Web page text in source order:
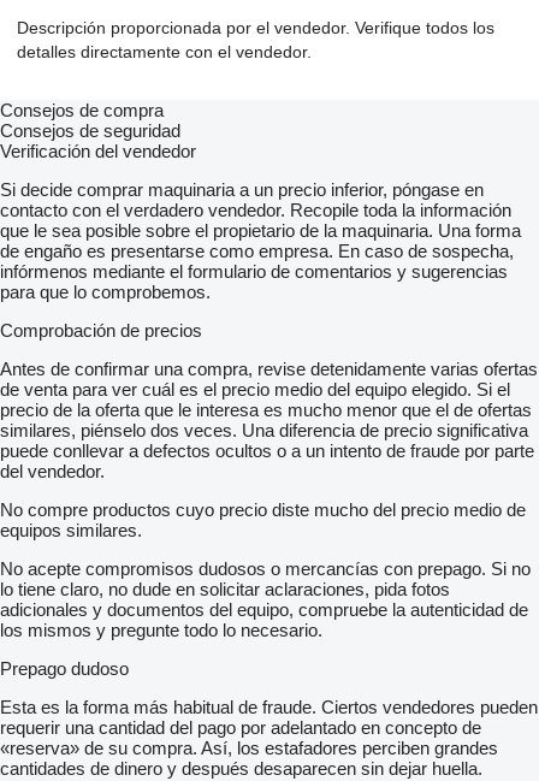
Descripción proporcionada por el vendedor. Verifique todos los
detalles directamente con el vendedor.
Consejos de compra
Consejos de seguridad
Verificación del vendedor
Si decide comprar maquinaria a un precio inferior, póngase en
contacto con el verdadero vendedor. Recopile toda la información
que le sea posible sobre el propietario de la maquinaria. Una forma
de engaño es presentarse como empresa. En caso de sospecha,
infórmenos mediante el formulario de comentarios y sugerencias
para que lo comprobemos.
Comprobación de precios
Antes de confirmar una compra, revise detenidamente varias ofertas
de venta para ver cuál es el precio medio del equipo elegido. Si el
precio de la oferta que le interesa es mucho menor que el de ofertas
similares, piénselo dos veces. Una diferencia de precio significativa
puede conllevar a defectos ocultos o a un intento de fraude por parte
del vendedor.
No compre productos cuyo precio diste mucho del precio medio de
equipos similares.
No acepte compromisos dudosos o mercancías con prepago. Si no
lo tiene claro, no dude en solicitar aclaraciones, pida fotos
adicionales y documentos del equipo, compruebe la autenticidad de
los mismos y pregunte todo lo necesario.
Prepago dudoso
Esta es la forma más habitual de fraude. Ciertos vendedores pueden
requerir una cantidad del pago por adelantado en concepto de
«reserva» de su compra. Así, los estafadores perciben grandes
cantidades de dinero y después desaparecen sin dejar huella.